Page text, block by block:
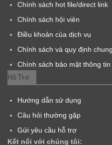
Chính sách hot file/direct link
Chính sách hội viên
Điều khoản của dịch vụ
Chính sách và quy định chung
Chính sách bảo mật thông tin
Hỗ Trợ
Hướng dẫn sử dụng
Câu hỏi thường gặp
Gửi yêu cầu hỗ trợ
Kết nối với chúng tôi: